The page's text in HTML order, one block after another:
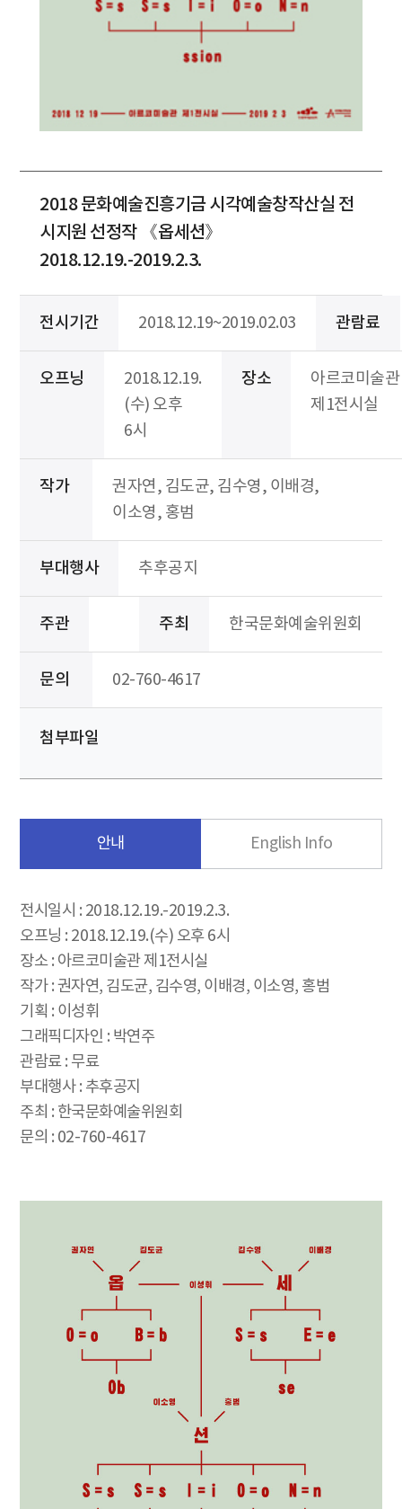
2018 문화예술진흥기금 시각예술창작산실 전
시지원 선정작 《옵세션》
2018.12.19.-2019.2.3.
전시기간 2018.12.19~2019.02.03 관람료
오프닝
2018.12.19.
(수) 오후
6시
장소
아르코미술관
제1전시실
작가
권자연, 김도균, 김수영, 이배경,
이소영, 홍범
부대행사 추후공지
주관 주최 한국문화예술위원회
문의 02-760-4617
첨부파일
안내 English Info
전시일시 : 2018.12.19.-2019.2.3.
오프닝 : 2018.12.19.(수) 오후 6시
장소 : 아르코미술관 제1전시실
작가 : 권자연, 김도균, 김수영, 이배경, 이소영, 홍범
기획 : 이성휘
그래픽디자인 : 박연주
관람료 : 무료
부대행사 : 추후공지
주최 : 한국문화예술위원회
문의 : 02-760-4617